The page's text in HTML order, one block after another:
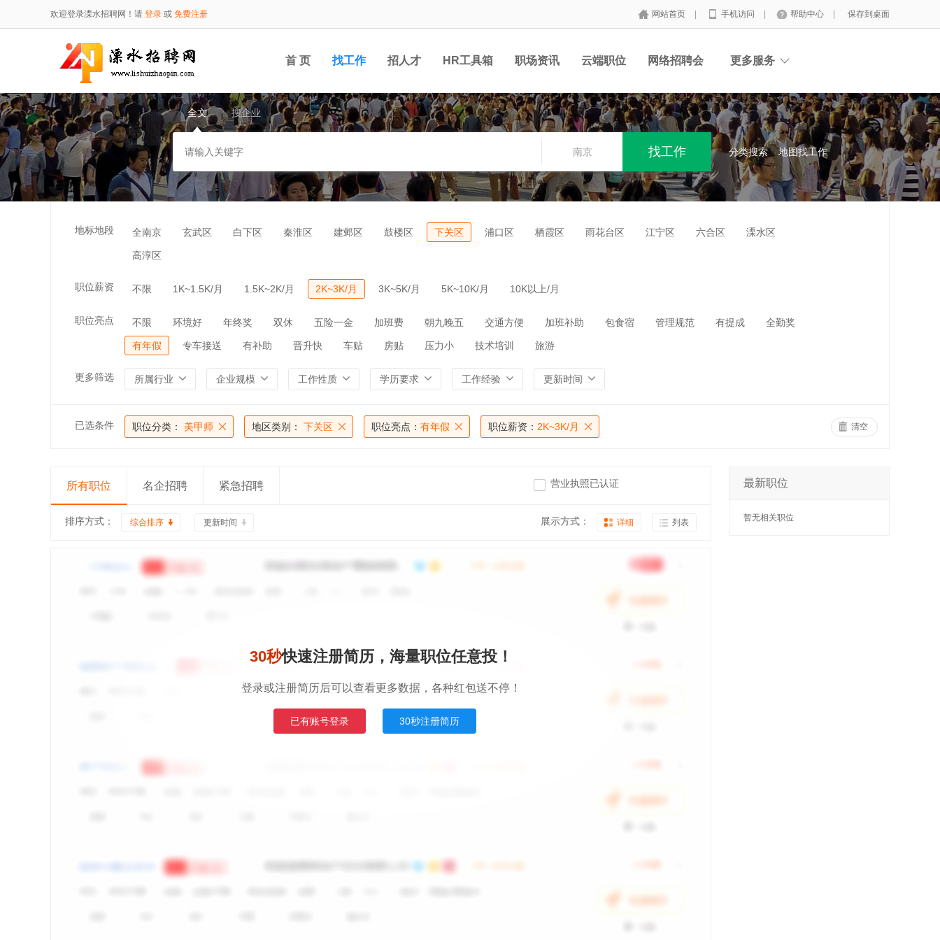
欢迎登录溧水招聘网！请 登录 或 免费注册 网站首页 手机访问 帮助中心 保存到桌面
首 页 找工作 招人才 HR工具箱 职场资讯 云端职位 网络招聘会 更多服务
全文 搜企业
南京 分类搜索 地图找工作
地标地段 全南京 玄武区 白下区 秦淮区 建邺区 鼓楼区 下关区 浦口区 栖霞区 雨花台区 江宁区 六合区 溧水区
高淳区
职位薪资 不限 1K~1.5K/月 1.5K~2K/月 2K~3K/月 3K~5K/月 5K~10K/月 10K以上/月
职位亮点 不限 环境好 年终奖 双休 五险一金 加班费 朝九晚五 交通方便 加班补助 包食宿 管理规范 有提成 全勤奖
有年假 专车接送 有补助 晋升快 车贴 房贴 压力小 技术培训 旅游
更多筛选 所属行业 企业规模 工作性质 学历要求 工作经验 更新时间
已选条件 职位分类： 美甲师 地区类别： 下关区 职位亮点： 有年假 职位薪资： 2K~3K/月 清空
所有职位 名企招聘 紧急招聘 营业执照已认证
排序方式： 综合排序 更新时间 展示方式： 详细 列表
30秒快速注册简历，海量职位任意投！
登录或注册简历后可以查看更多数据，各种红包送不停！
已有账号登录 30秒注册简历
最新职位
暂无相关职位